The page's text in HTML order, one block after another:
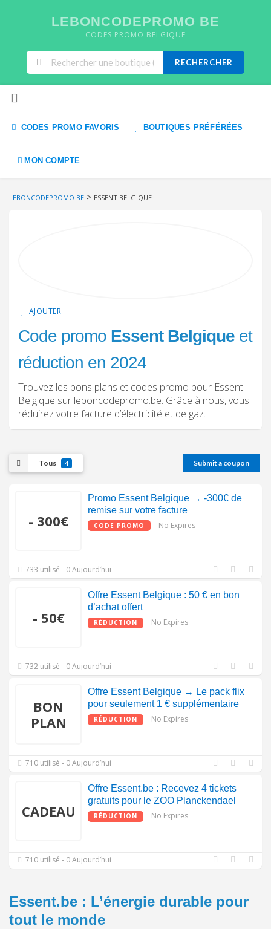
LEBONCODEPROMO BE
CODES PROMO BELGIQUE
RECHERCHER
CODES PROMO FAVORIS BOUTIQUES PRÉFÉRÉES
MON COMPTE
LEBONCODEPROMO BE > ESSENT BELGIQUE
AJOUTER
Code promo Essent Belgique et
réduction en 2024
Trouvez les bons plans et codes promo pour Essent
Belgique sur leboncodepromo.be. Grâce à nous, vous
réduirez votre facture d’électricité et de gaz.
Tous 4 Submit a coupon
- 300€
Promo Essent Belgique → -300€ de
remise sur votre facture
CODE PROMO No Expires
733 utilisé - 0 Aujourd’hui
- 50€
Offre Essent Belgique : 50 € en bon
d’achat offert
RÉDUCTION No Expires
732 utilisé - 0 Aujourd’hui
BON
PLAN
Offre Essent Belgique → Le pack flix
pour seulement 1 € supplémentaire
RÉDUCTION No Expires
710 utilisé - 0 Aujourd’hui
CADEAU
Offre Essent.be : Recevez 4 tickets
gratuits pour le ZOO Planckendael
RÉDUCTION No Expires
710 utilisé - 0 Aujourd’hui
Essent.be : L’énergie durable pour
tout le monde